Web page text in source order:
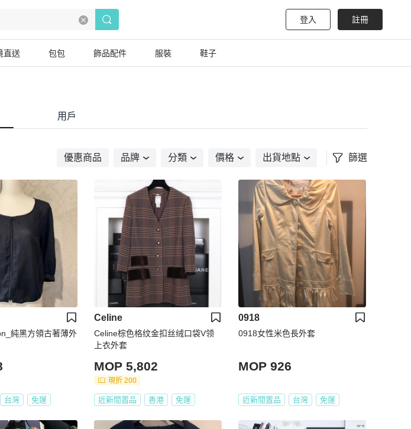
登入 註冊
直送 包包 飾品配件 服裝 鞋子
用戶
優惠商品 品牌 分類 價格 出貨地點 篩選
純黑方領古著薄外
台灣 免運
Celine
Celine棕色格纹金扣丝绒口袋V领
上衣外套
MOP 5,802
現折 200
近新閒置品 香港 免運
0918
0918女性米色長外套
MOP 926
近新閒置品 台灣 免運